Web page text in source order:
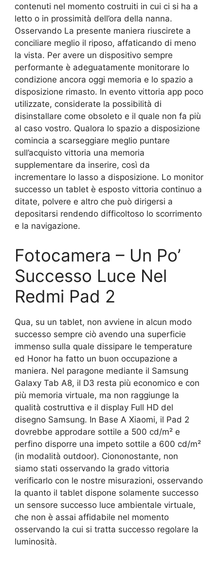
contenuti nel momento costruiti in cui ci si ha a
letto o in prossimità dell’ora della nanna.
Osservando La presente maniera riuscirete a
conciliare meglio il riposo, affaticando di meno
la vista. Per avere un dispositivo sempre
performante è adeguatamente monitorare lo
condizione ancora oggi memoria e lo spazio a
disposizione rimasto. In evento vittoria app poco
utilizzate, considerate la possibilità di
disinstallare come obsoleto e il quale non fa più
al caso vostro. Qualora lo spazio a disposizione
comincia a scarseggiare meglio puntare
sull’acquisto vittoria una memoria
supplementare da inserire, così da
incrementare lo lasso a disposizione. Lo monitor
successo un tablet è esposto vittoria continuo a
ditate, polvere e altro che può dirigersi a
depositarsi rendendo difficoltoso lo scorrimento
e la navigazione.
Fotocamera – Un Po’
Successo Luce Nel
Redmi Pad 2
Qua, su un tablet, non avviene in alcun modo
successo sempre ciò avendo una superficie
immenso sulla quale dissipare le temperature
ed Honor ha fatto un buon occupazione a
maniera. Nel paragone mediante il Samsung
Galaxy Tab A8, il D3 resta più economico e con
più memoria virtuale, ma non raggiunge la
qualità costruttiva e il display Full HD del
disegno Samsung. In Base A Xiaomi, il Pad 2
dovrebbe approdare sottile a 500 cd/m² e
perfino disporre una impeto sottile a 600 cd/m²
(in modalità outdoor). Ciononostante, non
siamo stati osservando la grado vittoria
verificarlo con le nostre misurazioni, osservando
la quanto il tablet dispone solamente successo
un sensore successo luce ambientale virtuale,
che non è assai affidabile nel momento
osservando la cui si tratta successo regolare la
luminosità.